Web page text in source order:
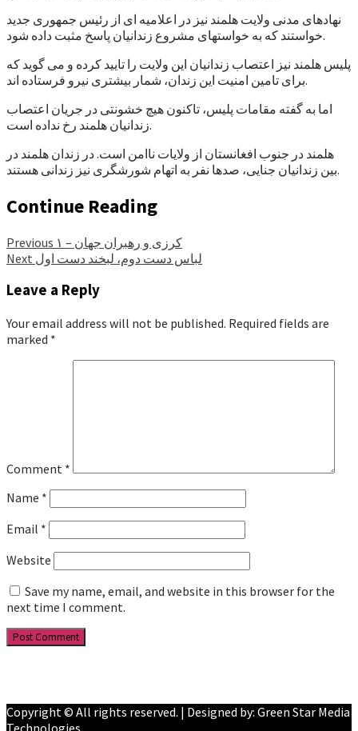
نهادهای مدنی ولایت هلمند نیز در اعلامیه ای از رئیس جمهوری جدید
خواستند که به خواستهای مشروع زندانیان پاسخ مثبت داده شود.
پلیس هلمند نیز اعتصاب زندانیان این ولایت را تایید کرده و می گوید که
برای تامین امنیت این زندان، شمار بیشتری نیرو فرستاده اند.
اما به گفته مقامات پلیس، تاکنون هیچ خشونتی در جریان اعتصاب
زندانیان هلمند رخ نداده است.
هلمند در جنوب افغانستان از ولایات ناامن است. در زندان هلمند در
بین زندانیان جنایی، صدها نفر به اتهام شورشگری نیز زندانی هستند.
Continue Reading
Previous
کرزی و رهبران جهان – ۱
Next لباس دست دوم، لبخند دست اول
Leave a Reply
Your email address will not be published. Required fields are
marked *
Comment *
Name *
Email *
Website
Save my name, email, and website in this browser for the
next time I comment.
Copyright © All rights reserved. | Designed by: Green Star Media